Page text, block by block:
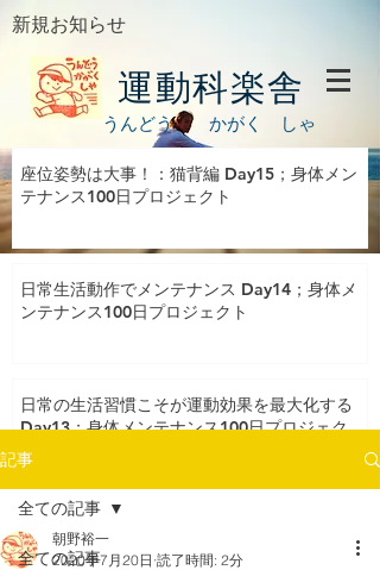
新規お知らせ
運動科楽舎
うんどう かがく しゃ
座位姿勢は大事！：猫背編 Day15；身体メン
テナンス100日プロジェクト
日常生活動作でメンテナンス Day14；身体メ
ンテナンス100日プロジェクト
日常の生活習慣こそが運動効果を最大化する
Day13；身体メンテナンス100日プロジェク
ト
記事
全ての記事
全ての記事
朝野裕一
2020年7月20日 読了時間: 2分